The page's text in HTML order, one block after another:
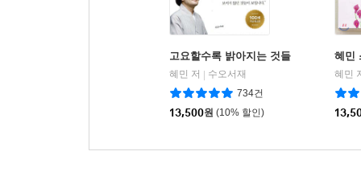
고요할수록 밝아지는 것들
혜민 저
수오서재
734건
13,500원 (10% 할인)
혜민
혜민